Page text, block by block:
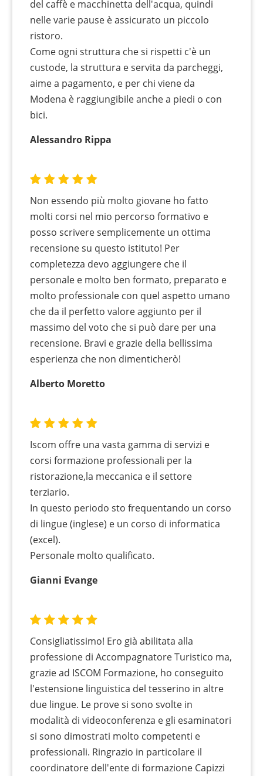
del caffè e macchinetta dell'acqua, quindi
nelle varie pause è assicurato un piccolo
ristoro.
Come ogni struttura che si rispetti c'è un
custode, la struttura e servita da parcheggi,
aime a pagamento, e per chi viene da
Modena è raggiungibile anche a piedi o con
bici.
Alessandro Rippa
Non essendo più molto giovane ho fatto
molti corsi nel mio percorso formativo e
posso scrivere semplicemente un ottima
recensione su questo istituto! Per
completezza devo aggiungere che il
personale e molto ben formato, preparato e
molto professionale con quel aspetto umano
che da il perfetto valore aggiunto per il
massimo del voto che si può dare per una
recensione. Bravi e grazie della bellissima
esperienza che non dimenticherò!
Alberto Moretto
Iscom offre una vasta gamma di servizi e
corsi formazione professionali per la
ristorazione,la meccanica e il settore
terziario.
In questo periodo sto frequentando un corso
di lingue (inglese) e un corso di informatica
(excel).
Personale molto qualificato.
Gianni Evange
Consigliatissimo! Ero già abilitata alla
professione di Accompagnatore Turistico ma,
grazie ad ISCOM Formazione, ho conseguito
l'estensione linguistica del tesserino in altre
due lingue. Le prove si sono svolte in
modalità di videoconferenza e gli esaminatori
si sono dimostrati molto competenti e
professionali. Ringrazio in particolare il
coordinatore dell'ente di formazione Capizzi